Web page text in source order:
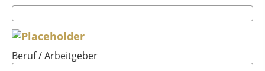
Beruf / Arbeitgeber